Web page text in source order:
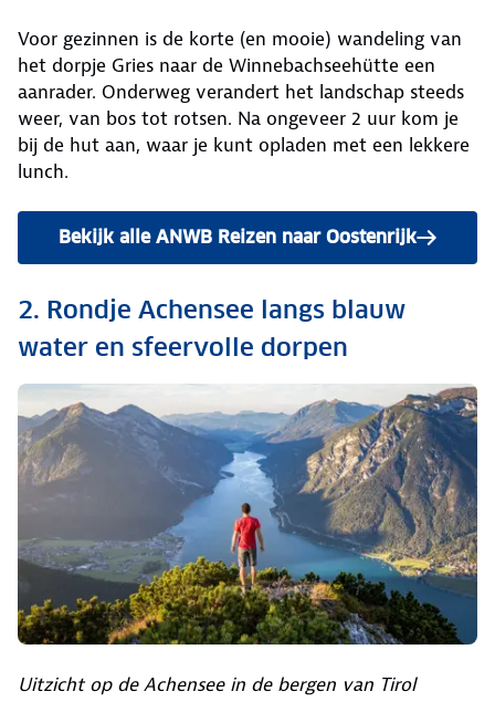
Voor gezinnen is de korte (en mooie) wandeling van
het dorpje Gries naar de Winnebachseehütte een
aanrader. Onderweg verandert het landschap steeds
weer, van bos tot rotsen. Na ongeveer 2 uur kom je
bij de hut aan, waar je kunt opladen met een lekkere
lunch.
Bekijk alle ANWB Reizen naar Oostenrijk
2. Rondje Achensee langs blauw
water en sfeervolle dorpen
Uitzicht op de Achensee in de bergen van Tirol